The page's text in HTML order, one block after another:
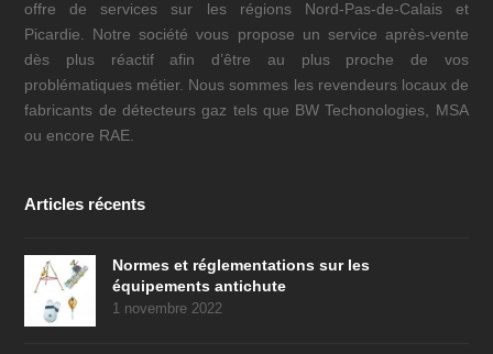
offre de services sur les régions Nord-Pas-de-Calais et
Picardie. Notre société vous propose un service après-vente
dès plus réactif afin d’être au plus proche de vos
problématiques métier. Nous sommes les revendeurs locaux de
fabricants de détecteurs gaz tels que BW Techonologies, MSA
ou encore RAE.
Articles récents
Normes et réglementations sur les
équipements antichute
1 novembre 2022